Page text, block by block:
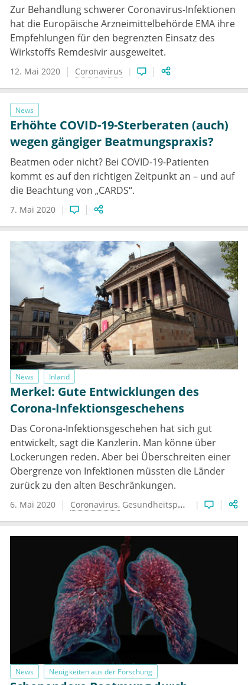
Zur Behandlung schwerer Coronavirus-Infektionen
hat die Europäische Arzneimittelbehörde EMA ihre
Empfehlungen für den begrenzten Einsatz des
Wirkstoffs Remdesivir ausgeweitet.
12. Mai 2020 Coronavirus
News
Erhöhte COVID-19-Sterberaten (auch)
wegen gängiger Beatmungspraxis?
Beatmen oder nicht? Bei COVID-19-Patienten
kommt es auf den richtigen Zeitpunkt an – und auf
die Beachtung von „CARDS“.
7. Mai 2020
News Inland
Merkel: Gute Entwicklungen des
Corona-Infektionsgeschehens
Das Corona-Infektionsgeschehen hat sich gut
entwickelt, sagt die Kanzlerin. Man könne über
Lockerungen reden. Aber bei Überschreiten einer
Obergrenze von Infektionen müssten die Länder
zurück zu den alten Beschränkungen.
6. Mai 2020 Coronavirus Gesundheitspolitik
News Neuigkeiten aus der Forschung